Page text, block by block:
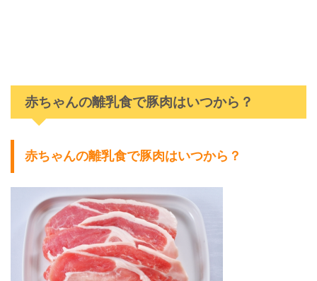
赤ちゃんの離乳食で豚肉はいつから？
赤ちゃんの離乳食で豚肉はいつから？